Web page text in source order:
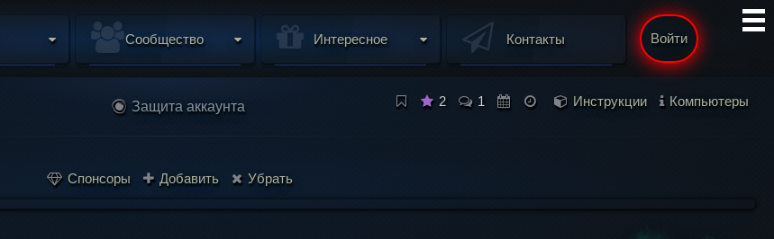
Сообщество Интересное Контакты Войти
Защита аккаунта 2 1 Инструкции Компьютеры
Спонсоры Добавить Убрать